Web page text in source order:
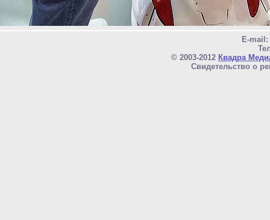
E-mail:
© 2003-2012 Квадра
Свидетельство о